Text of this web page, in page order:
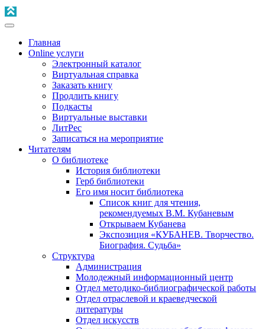
Главная
Online услуги
Электронный каталог
Виртуальная справка
Заказать книгу
Продлить книгу
Подкасты
Виртуальные выставки
ЛитРес
Записаться на мероприятие
Читателям
О библиотеке
История библиотеки
Герб библиотеки
Его имя носит библиотека
Список книг для чтения,
рекомендуемых В.М. Кубаневым
Открываем Кубанева
Экспозиция «КУБАНЕВ. Творчество.
Биография. Судьба»
Структура
Администрация
Молодежный информационный центр
Отдел методико-библиографической работы
Отдел отраслевой и краеведческой
литературы
Отдел искусств